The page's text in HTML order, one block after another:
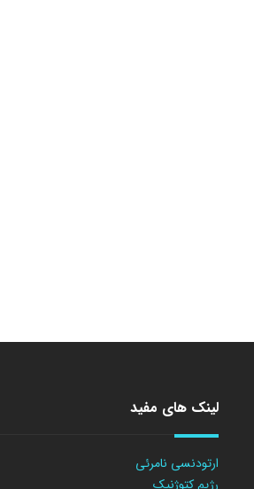
لینک های مفید
ارتودنسی نامرئی
رژیم کتوژنیک